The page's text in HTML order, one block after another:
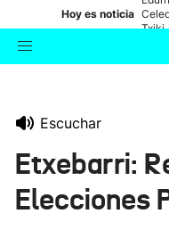
Hoy es noticia
Escuchar
Etxebarri:
Elecciones